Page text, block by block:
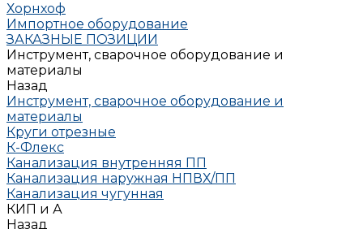
Хорнхоф
Импортное оборудование
ЗАКАЗНЫЕ ПОЗИЦИИ
Инструмент, сварочное оборудование и
материалы
Назад
Инструмент, сварочное оборудование и
материалы
Круги отрезные
К-Флекс
Канализация внутренняя ПП
Канализация наружная НПВХ/ПП
Канализация чугунная
КИП и А
Назад